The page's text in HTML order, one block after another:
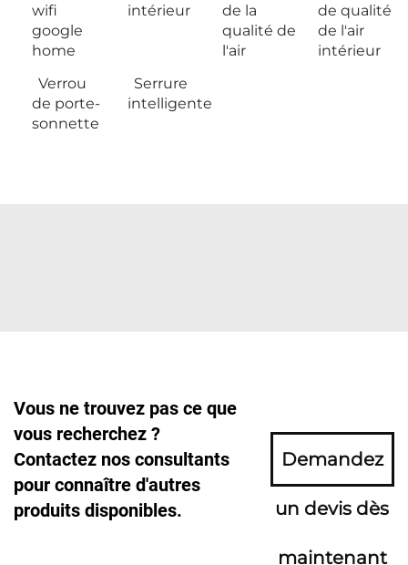
wifi
google
home
intérieur
de la
qualité de
l'air
de qualité
de l'air
intérieur
Verrou
de porte-
sonnette
Serrure
intelligente
Vous ne trouvez pas ce que
vous recherchez ?
Contactez nos consultants
pour connaître d'autres
produits disponibles.
Demandez
un devis dès
maintenant